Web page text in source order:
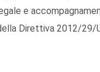
e
Direttiva 2012/29/